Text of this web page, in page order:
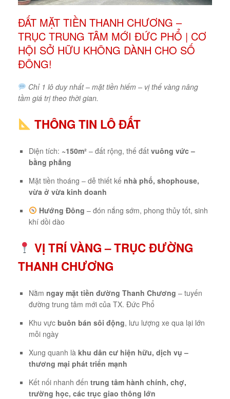
ĐẤT MẶT TIỀN THANH CHƯƠNG –
TRỤC TRUNG TÂM MỚI ĐỨC PHỔ | CƠ
HỘI SỞ HỮU KHÔNG DÀNH CHO SỐ
ĐÔNG!
Chỉ 1 lô duy nhất – mặt tiền hiếm – vị thế vàng nâng
tầm giá trị theo thời gian.
THÔNG TIN LÔ ĐẤT
Diện tích: ~150m² – đất rộng, thế đất vuông vức –
bằng phẳng
Mặt tiền thoáng – dễ thiết kế nhà phố, shophouse,
vừa ở vừa kinh doanh
Hướng Đông – đón nắng sớm, phong thủy tốt, sinh
khí dồi dào
VỊ TRÍ VÀNG – TRỤC ĐƯỜNG
THANH CHƯƠNG
Nằm ngay mặt tiền đường Thanh Chương – tuyến
đường trung tâm mới của TX. Đức Phổ
Khu vực buôn bán sôi động, lưu lượng xe qua lại lớn
mỗi ngày
Xung quanh là khu dân cư hiện hữu, dịch vụ –
thương mại phát triển mạnh
Kết nối nhanh đến trung tâm hành chính, chợ,
trường học, các trục giao thông lớn